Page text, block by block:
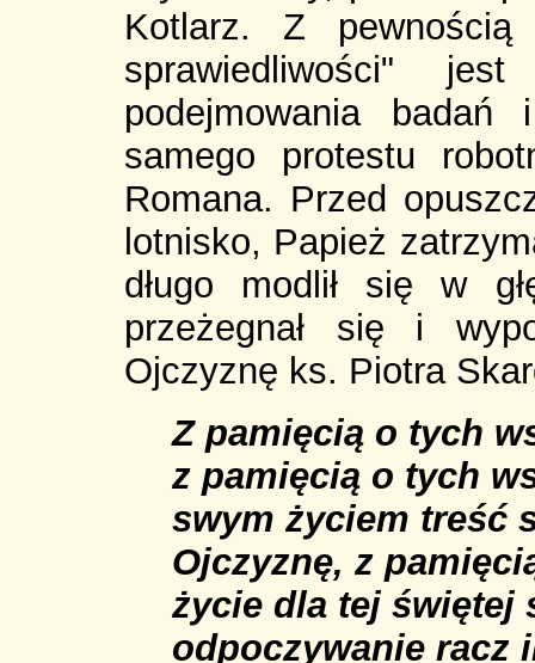
Kotlarz. Z pewnością
sprawiedliwości"
podejmowania
samego protestu
Romana. Przed
lotnisko, Papież
długo modlił się w
przeżegnał się i
Ojczyznę ks. Piotra
Z pamięcią o tych
z pamięcią o tych
swym życiem treść
Ojczyznę, z
życie dla tej świętej
odpoczywanie racz